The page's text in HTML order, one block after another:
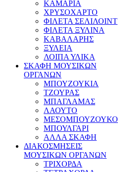
ΚΑΜΑΡΙΑ
ΧΡΥΣΟΧΑΡΤΟ
ΦΙΛΕΤΑ ΣΕΛΙΛΟΙΝΤ
ΦΙΛΕΤΑ ΞΥΛΙΝΑ
ΚΑΒΑΛΑΡΗΣ
ΞΥΛΕΙΑ
ΛΟΙΠΑ ΥΛΙΚΑ
ΣΚΑΦΗ ΜΟΥΣΙΚΩΝ
ΟΡΓΑΝΩΝ
ΜΠΟΥΖΟΥΚΙΑ
ΤΖΟΥΡΑΣ
ΜΠΑΓΛΑΜΑΣ
ΛΑΟΥΤΟ
ΜΕΣΟΜΠΟΥΖΟΥΚΟ
ΜΠΟΥΛΓΑΡΙ
ΑΛΛΑ ΣΚΑΦΗ
ΔΙΑΚΟΣΜΗΣΕΙΣ
ΜΟΥΣΙΚΩΝ ΟΡΓΑΝΩΝ
ΤΡΙΧΟΡΔΑ